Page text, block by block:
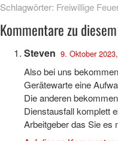
Schlagwörter: Freiwillige
Kommentare zu
Steven 9. Oktober
Also bei uns
Gerätewarte eine
Die anderen
Dienstausfall komplett
Arbeitgeber das Sie es